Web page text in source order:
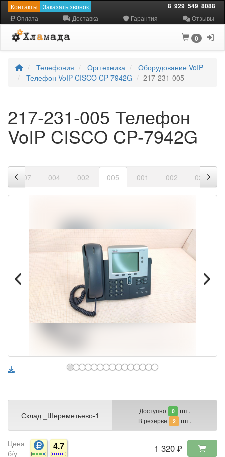
Контакты Заказать звонок 8 929 549 8088
Оплата Доставка Гарантия Отзывы
0
Телефония Оргтехника
Оборудование VoIP
Телефон VoIP CISCO CP-7942G
217-231-005
217-231-005 Телефон
VoIP CISCO CP-7942G
007 004 002 005 001 002 020
Склад _Шереметьево-1 Доступно 0 шт.
В резерве 2 шт.
Цена
б/у
4.7 1 320 ₽